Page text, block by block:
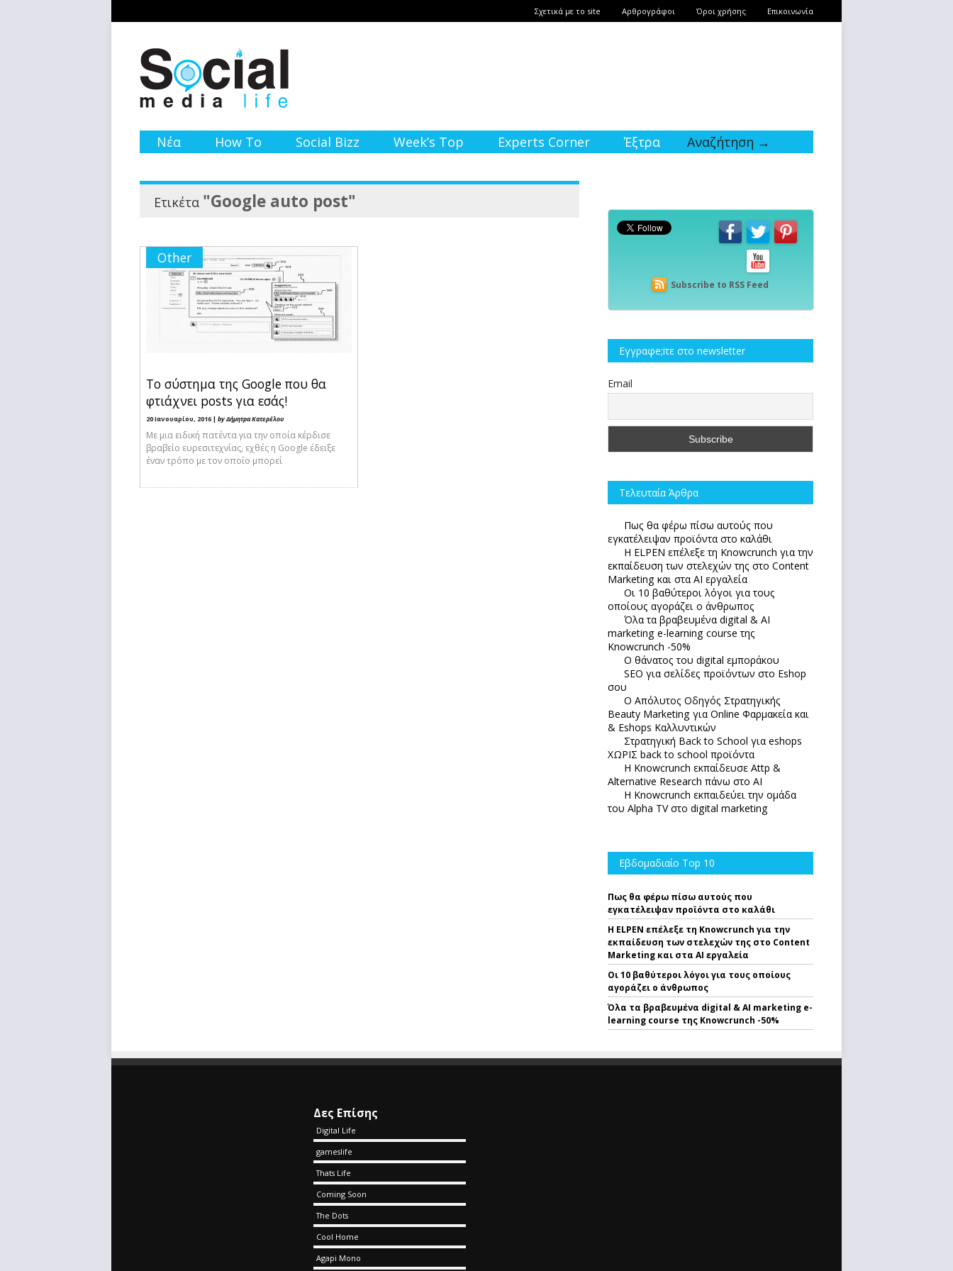
Σχετικά με το site Αρθρογράφοι Όροι χρήσης Επικοινωνία
Νέα How To Social Bizz Week’s Top Experts Corner Έξτρα Αναζήτηση →
Ετικέτα "Google auto post"
Other
Το σύστημα της Google που θα
φτιάχνει posts για εσάς!
20 Ιανουαρίου, 2016 | by Δήμητρα Κατερέλου
Με μια ειδική πατέντα για την οποία κέρδισε
βραβείο ευρεσιτεχνίας, εχθές η Google έδειξε
έναν τρόπο με τον οποίο μπορεί
Subscribe to RSS Feed
Εγγραφe;iτε στο newsletter
Email
Τελευταία Άρθρα
Πως θα φέρω πίσω αυτούς που
εγκατέλειψαν προϊόντα στο καλάθι
Η ELPEN επέλεξε τη Knowcrunch για την
εκπαίδευση των στελεχών της στο Content
Marketing και στα AI εργαλεία
Οι 10 βαθύτεροι λόγοι για τους
οποίους αγοράζει ο άνθρωπος
Όλα τα βραβευμένα digital & AI
marketing e-learning course της
Knowcrunch -50%
Ο θάνατος του digital εμποράκου
SEO για σελίδες προϊόντων στο Eshop
σου
Ο Απόλυτoς Οδηγός Στρατηγικής
Beauty Marketing για Online Φαρμακεία και
& Eshops Καλλυντικών
Στρατηγική Back to School για eshops
ΧΩΡΙΣ back to school προϊόντα
Η Knowcrunch εκπαίδευσε Attp &
Alternative Research πάνω στο ΑΙ
Η Knowcrunch εκπαιδεύει την ομάδα
του Alpha TV στο digital marketing
Εβδομαδιαίο Top 10
Πως θα φέρω πίσω αυτούς που
εγκατέλειψαν προϊόντα στο καλάθι
Η ELPEN επέλεξε τη Knowcrunch για την
εκπαίδευση των στελεχών της στο Content
Marketing και στα AI εργαλεία
Οι 10 βαθύτεροι λόγοι για τους οποίους
αγοράζει ο άνθρωπος
Όλα τα βραβευμένα digital & AI marketing e-
learning course της Knowcrunch -50%
Δες Επίσης
Digital Life
gameslife
Thats Life
Coming Soon
The Dots
Cool Home
Agapi Mono